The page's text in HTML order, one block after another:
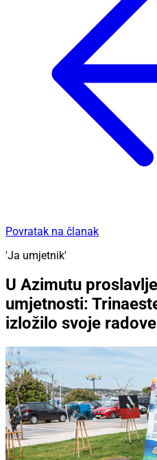
Povratak na članak
'Ja umjetnik'
U Azimutu
umjetnosti:
izložilo svoje radove